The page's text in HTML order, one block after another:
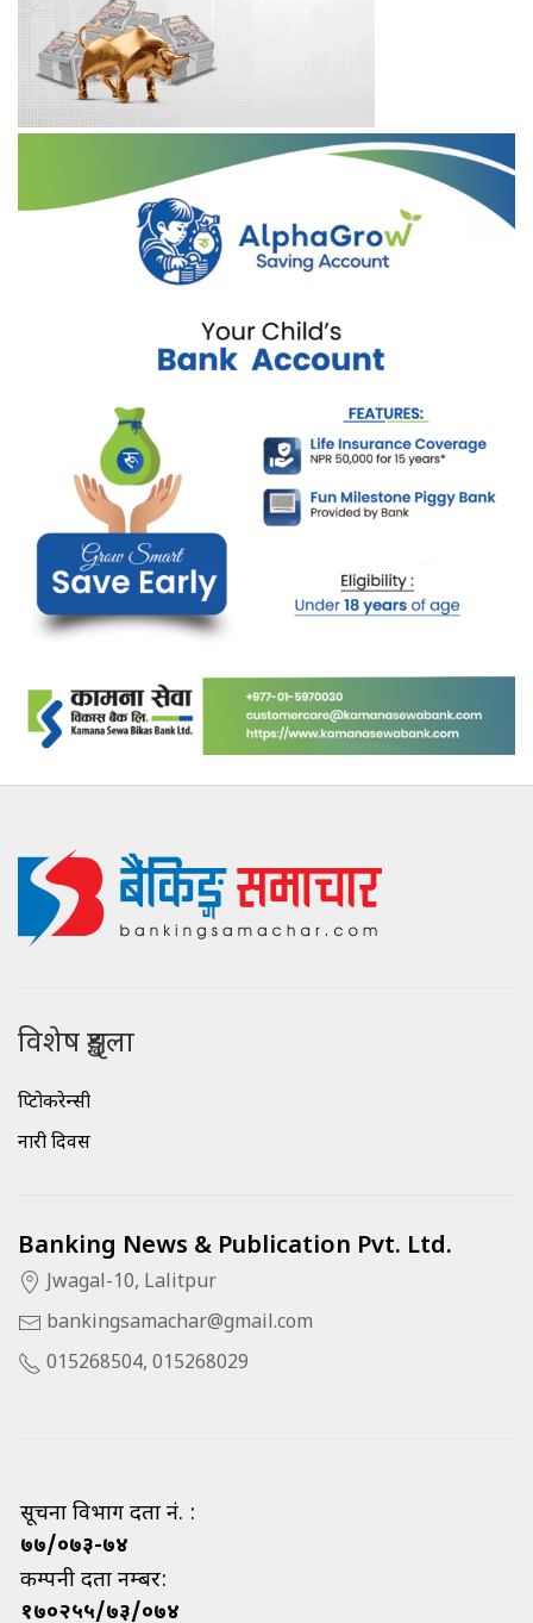
विशेष शृङ्खला
क्रिप्टोकरेन्सी
नारी दिवस
Banking News & Publication Pvt. Ltd.
Jwagal-10, Lalitpur
bankingsamachar@gmail.com
015268504, 015268029
सूचना विभाग दर्ता नं. :
७७/०७३-७४
कम्पनी दर्ता नम्बर:
१७०२५५/७३/०७४